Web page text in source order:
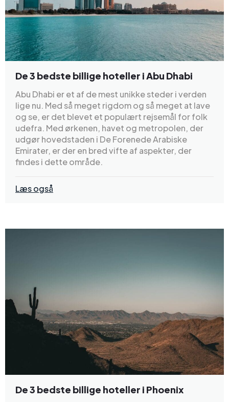
De 3 bedste billige hoteller i Abu Dhabi
Abu Dhabi er et af de mest unikke steder i verden
lige nu. Med så meget rigdom og så meget at lave
og se, er det blevet et populært rejsemål for folk
udefra. Med ørkenen, havet og metropolen, der
udgør hovedstaden i De Forenede Arabiske
Emirater, er der en bred vifte af aspekter, der
findes i dette område.
Læs også
De 3 bedste billige hoteller i Phoenix